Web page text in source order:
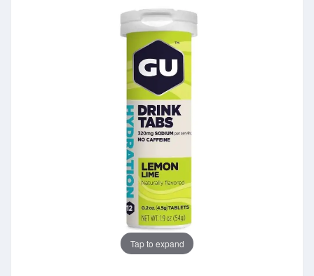
Tap to expand